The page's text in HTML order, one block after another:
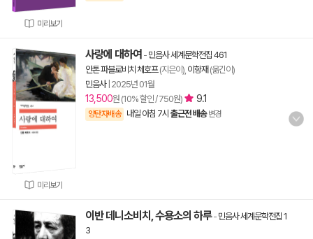
미리보기
미리보기
사랑에 대하여 - 민음사 세계문학전집 461
안톤 파블로비치 체호프(지은이), 이항재 (옮긴이)
민음사| 2025년 01월
13,500원 (10% 할인 / 750원) 9.1
양탄자배송 내일 아침 7시 출근전 배송 변경
이반 데니소비치, 수용소의 하루- 민음사 세계문학전집 1
3